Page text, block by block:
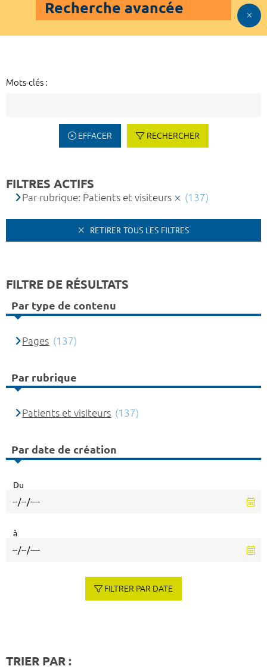
Recherche avancée
Mots-clés :
EFFACER RECHERCHER
FILTRES ACTIFS
Par rubrique: Patients et visiteurs (137)
RETIRER TOUS LES FILTRES
FILTRE DE RÉSULTATS
Par type de contenu
Pages (137)
Par rubrique
Patients et visiteurs (137)
Par date de création
Du
à
FILTRER PAR DATE
TRIER PAR :